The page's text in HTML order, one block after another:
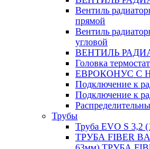
Вентиль
прямой
Вентиль
угловой
ВЕНТИЛЬ
Головка
ЕВРОКОНУС С
Подключение к
Подключение к
Трубы
Труба EVO S 3,2
ТРУБА FIBER